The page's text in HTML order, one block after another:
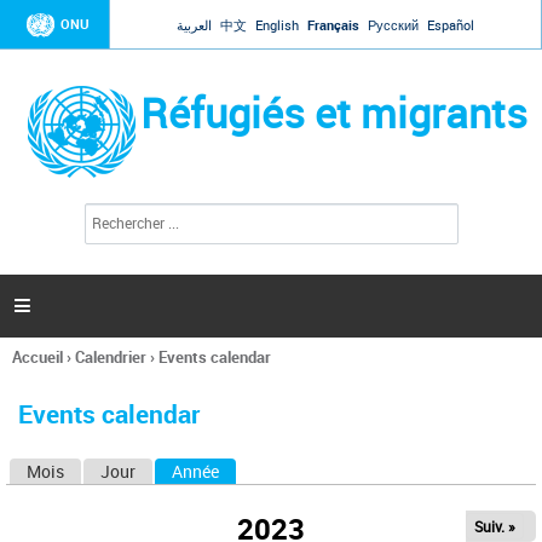
Jump to navigation
ONU العربية 中文 English Français Русский Español
Réfugiés et migrants
l
c
h
e

Vous
ici
Accueil›Calendrier› Events calendar
Events calendar
Mois Jour Année
2023 Suiv. »